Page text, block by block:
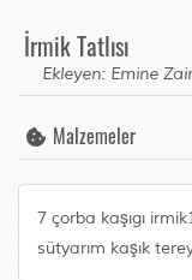
İrmik Tatlısı
Ekleyen: Emine
Malzemeler
7 çorba kaşıgı
sütyarım kaşık